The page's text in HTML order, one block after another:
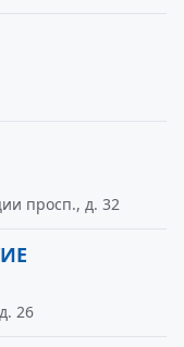
просп., д. 32
26